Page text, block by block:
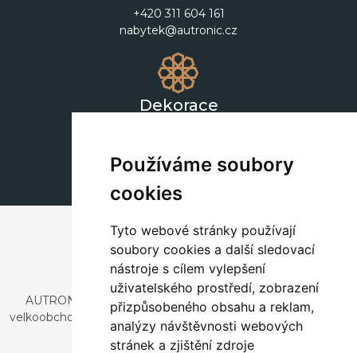
Používáme soubory
cookies
Tyto webové stránky používají
soubory cookies a další sledovací
nástroje s cílem vylepšení
uživatelského prostředí, zobrazení
přizpůsobeného obsahu a reklam,
analýzy návštěvnosti webových
stránek a zjištění zdroje
+420 311 604 161
nabytek@autronic.cz
Dekorace
AUTRONIC, s.r.o. je společnost zabývající se dovozem a
velkoobchodním prodejem designového i stylového nábytku
a dekorací.